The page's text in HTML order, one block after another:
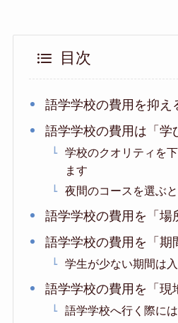
目次
語学学校の費用を抑え
語学学校の費用は「学
学校のクオリティを
ます
夜間のコースを選ぶ
語学学校の費用を「場
語学学校の費用を「期
学生が少ない期間は
語学学校の費用を「現
語学学校へ行く際に